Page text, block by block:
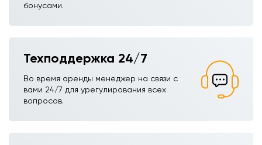
бонусами.
Техподдержка 24/7
Во время аренды менеджер на связи с
вами 24/7 для урегулирования всех
вопросов.